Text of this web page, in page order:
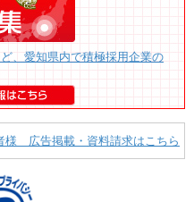
、愛知県内で積極採用企業の
様 広告掲載・資料請求はこちら